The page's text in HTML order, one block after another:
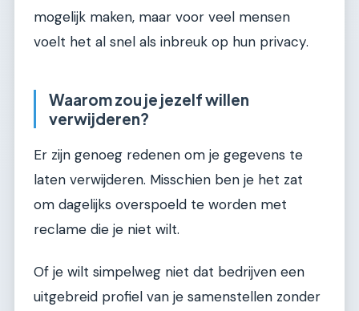
mogelijk maken, maar voor veel mensen
voelt het al snel als inbreuk op hun privacy.
Waarom zou je jezelf willen
verwijderen?
Er zijn genoeg redenen om je gegevens te
laten verwijderen. Misschien ben je het zat
om dagelijks overspoeld te worden met
reclame die je niet wilt.
Of je wilt simpelweg niet dat bedrijven een
uitgebreid profiel van je samenstellen zonder